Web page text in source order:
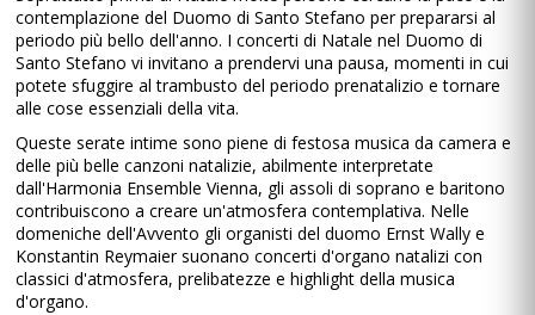
contemplazione del Duomo di Santo Stefano per prepararsi al
periodo più bello dell'anno. I concerti di Natale nel Duomo di
Santo Stefano vi invitano a prendervi una pausa, momenti in cui
potete sfuggire al trambusto del periodo prenatalizio e tornare
alle cose essenziali della vita.
Queste serate intime sono piene di festosa musica da camera e
delle più belle canzoni natalizie, abilmente interpretate
dall'Harmonia Ensemble Vienna, gli assoli di soprano e baritono
contribuiscono a creare un'atmosfera contemplativa. Nelle
domeniche dell'Avvento gli organisti del duomo Ernst Wally e
Konstantin Reymaier suonano concerti d'organo natalizi con
classici d'atmosfera, prelibatezze e highlight della musica
d'organo.